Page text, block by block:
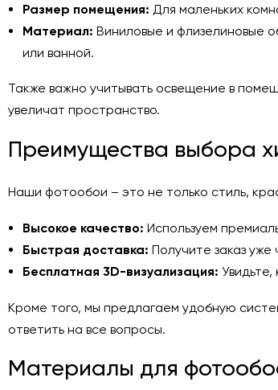
Размер помещения: Для маленьких
Материал: Виниловые и флизелиновые
или ванной.
Также важно учитывать освещение в
увеличат пространство.
Преимущества выбора
Наши фотообои – это не только стиль,
Высокое качество: Используем
Быстрая доставка: Получите заказ уже
Бесплатная 3D-визуализация:
Кроме того, мы предлагаем удобную
ответить на все вопросы.
Материалы для